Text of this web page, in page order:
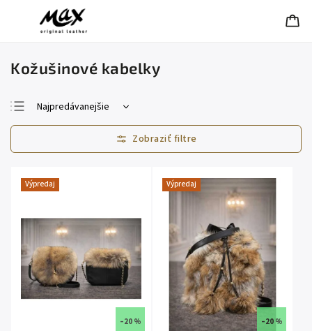
Kožušinové kabelky
Najpredávanejšie
Najlacnejšie
Najdrahšie
Výpredaj
–20 %
Výpredaj
–20 %